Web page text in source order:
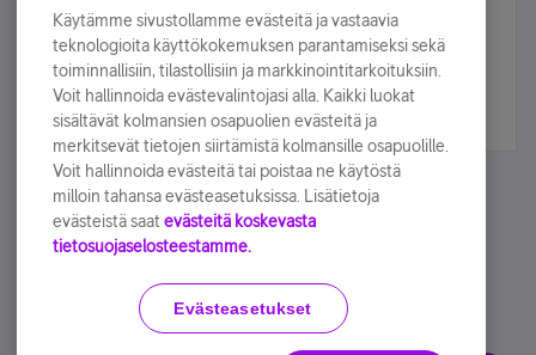
sähköpostiisi.
Tilaa nyt
Käyttöehdot Accessibility statement
Käytämme sivustollamme evästeitä ja vastaavia
teknologioita käyttökokemuksen parantamiseksi sekä
toiminnallisiin, tilastollisiin ja markkinointitarkoituksiin.
Voit hallinnoida evästevalintojasi alla. Kaikki luokat
sisältävät kolmansien osapuolien evästeitä ja
merkitsevät tietojen siirtämistä kolmansille osapuolille.
Voit hallinnoida evästeitä tai poistaa ne käytöstä
milloin tahansa evästeasetuksissa. Lisätietoja
evästeistä saat evästeitä koskevasta
tietosuojaselosteestamme.
Evästeasetukset